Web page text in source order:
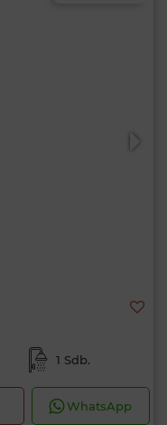
1 Sdb.
WhatsApp